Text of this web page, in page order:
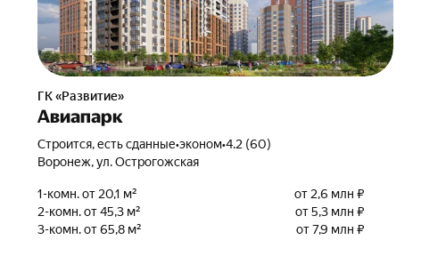
ГК «Развитие»
Авиапарк
Строится, есть сданные•эконом•4.2 (60)
Воронеж, ул. Острогожская
1-комн. от 20,1 м²
от 2,6 млн ₽
2-комн. от 45,3 м²
от 5,3 млн ₽
3-комн. от 65,8 м²
от 7,9 млн ₽